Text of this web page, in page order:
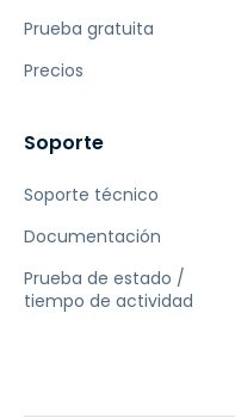
Prueba gratuita
Precios
Soporte
Soporte técnico
Documentación
Prueba de estado /
tiempo de actividad